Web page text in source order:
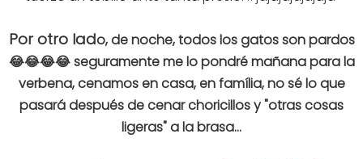
Por otro lado, de noche, todos los gatos son pardos
😂😂😂😂 seguramente me lo pondré mañana para la
verbena, cenamos en casa, en família, no sé lo que
pasará después de cenar choricillos y "otras cosas
ligeras" a la brasa...